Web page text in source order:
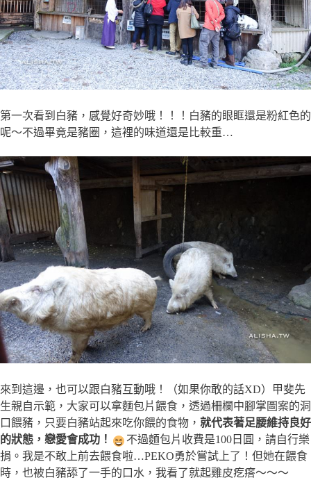
第一次看到白豬，感覺好奇妙哦！！！白豬的眼眶還是粉紅色的
呢～不過畢竟是豬圈，這裡的味道還是比較重…
來到這邊，也可以跟白豬互動哦！（如果你敢的話XD）甲斐先
生親自示範，大家可以拿麵包片餵食，透過柵欄中腳掌圖案的洞
口餵豬，只要白豬站起來吃你餵的食物， 就代表著足腰維持良好
的狀態，戀愛會成功！
不過麵包片收費是100日圓，請自行樂
捐。我是不敢上前去餵食啦…PEKO勇於嘗試上了！但她在餵食
時，也被白豬舔了一手的口水，我看了就起雞皮疙瘩～～～